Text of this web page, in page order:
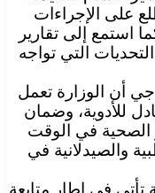
على الإجراءات
استمع إلى تقارير
التي تواجه
أن الوزارة تعمل
للأدوية، وضمان
الصحية في الوقت
والصيدلانية في
تأتي في إطار متابعة